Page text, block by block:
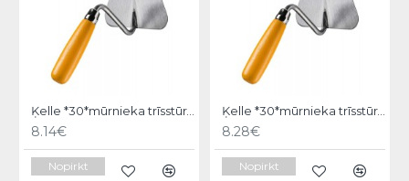
Ķelle *30*mūrnieka trīsstūra 18cm, Hardy
8.14€
Nopirkt
Ķelle *30*mūrnieka trīsstūra 20cm, Hardy
8.28€
Nopirkt